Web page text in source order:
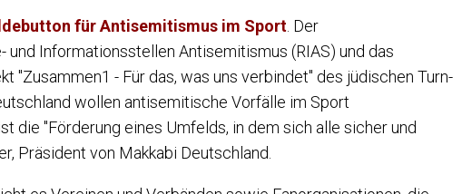
für Antisemitismus im Sport. Der
und Informationsstellen Antisemitismus (RIAS) und das
"Zusammen1 - Für das, was uns verbindet" des jüdischen Turn-
wollen antisemitische Vorfälle im Sport
die "Förderung eines Umfelds, in dem sich alle sicher und
Präsident von Makkabi Deutschland.